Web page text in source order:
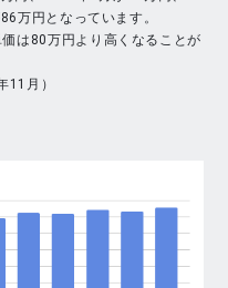
万円となっています。
は80万円より高くなることが
11月）